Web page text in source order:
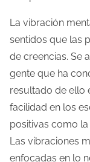
t
u
r
a
d
e
l
a
La vibración
sentidos que las
de creencias. Se
gente que ha
resultado de ello
facilidad en los
positivas como
Las vibraciones
enfocadas en lo